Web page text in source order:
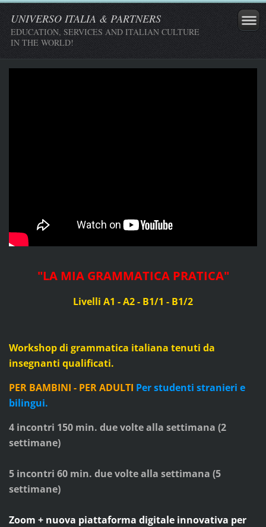
UNIVERSO ITALIA & PARTNERS
EDUCATION, SERVICES AND ITALIAN CULTURE
IN THE WORLD!
"LA MIA GRAMMATICA PRATICA"
Livelli A1 - A2 - B1/1 - B1/2
Workshop di grammatica italiana tenuti da
insegnanti qualificati.
PER BAMBINI - PER ADULTI Per studenti stranieri e
bilingui.
4 incontri 150 min. due volte alla settimana (2
settimane)
5 incontri 60 min. due volte alla settimana (5
settimane)
Zoom + nuova piattaforma digitale innovativa per